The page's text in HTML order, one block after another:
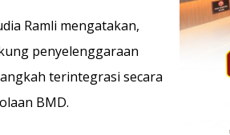
Ramli mengatakan,
penyelenggaraan
terintegrasi secara
BMD.